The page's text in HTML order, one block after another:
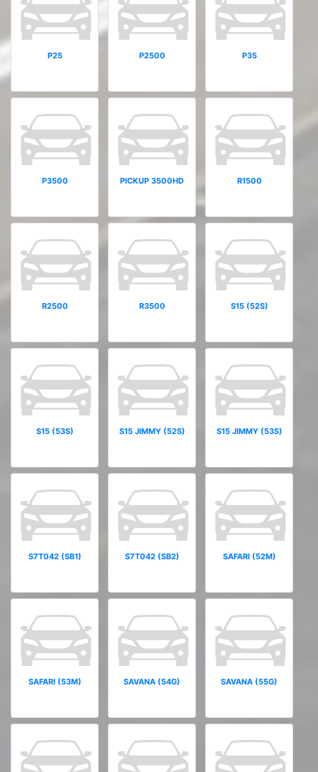
P25 P2500 P35
P3500 PICKUP 3500HD R1500
R2500 R3500 S15 (52S)
S15 (53S) S15 JIMMY (52S) S15 JIMMY (53S)
S7T042 (SB1) S7T042 (SB2) SAFARI (52M)
SAFARI (53M) SAVANA (54G) SAVANA (55G)